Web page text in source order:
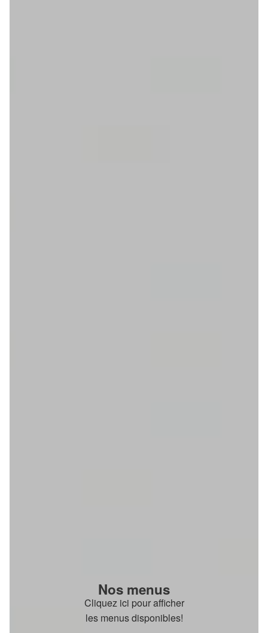
Nos menus
Cliquez ici pour afficher
les menus disponibles!